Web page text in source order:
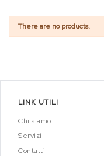
There are no products.
LINK UTILI
Chi siamo
Servizi
Contatti